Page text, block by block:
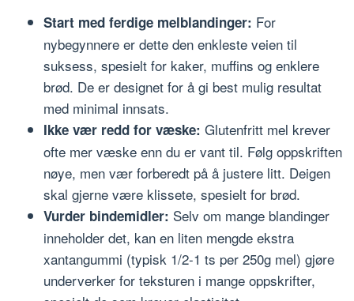
Start med ferdige melblandinger: For
nybegynnere er dette den enkleste veien til
suksess, spesielt for kaker, muffins og enklere
brød. De er designet for å gi best mulig resultat
med minimal innsats.
Ikke vær redd for væske: Glutenfritt mel krever
ofte mer væske enn du er vant til. Følg oppskriften
nøye, men vær forberedt på å justere litt. Deigen
skal gjerne være klissete, spesielt for brød.
Vurder bindemidler: Selv om mange blandinger
inneholder det, kan en liten mengde ekstra
xantangummi (typisk 1/2-1 ts per 250g mel) gjøre
underverker for teksturen i mange oppskrifter,